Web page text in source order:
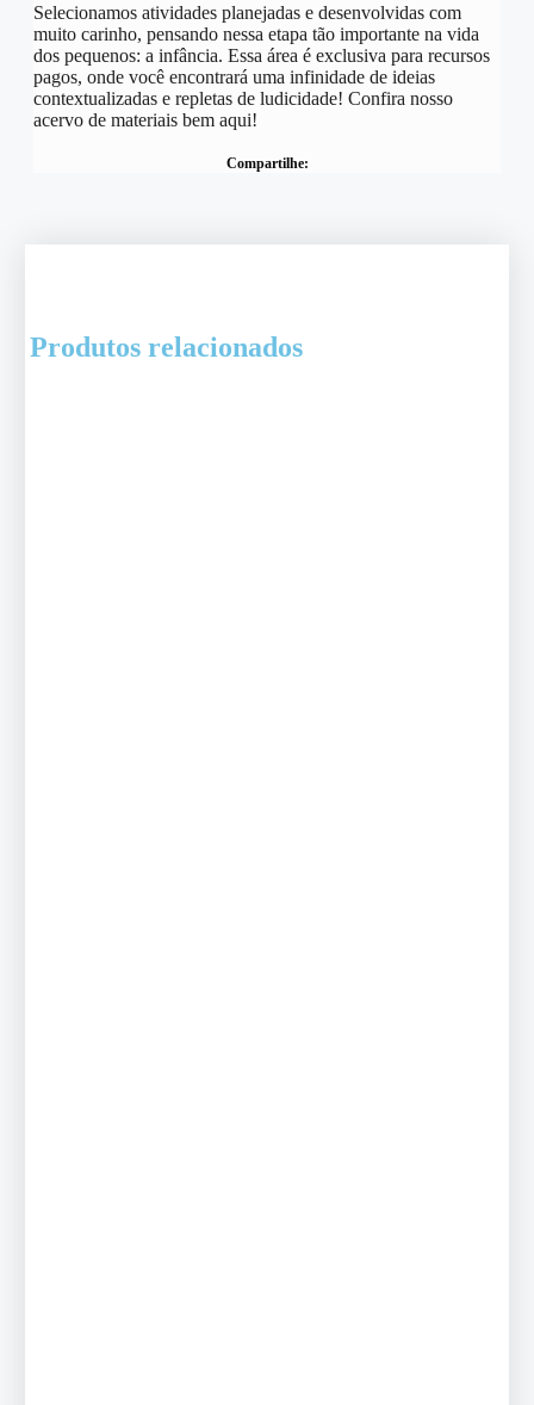
Selecionamos atividades planejadas e desenvolvidas com
muito carinho, pensando nessa etapa tão importante na vida
dos pequenos: a infância. Essa área é exclusiva para recursos
pagos, onde você encontrará uma infinidade de ideias
contextualizadas e repletas de ludicidade! Confira nosso
acervo de materiais bem aqui!
Compartilhe:
Produtos relacionados